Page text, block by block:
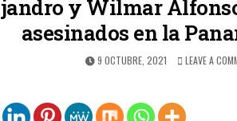
y Wilmar
asesinados en la
PUBLISHED
9 OCTUBRE, 2021 LEAVE A